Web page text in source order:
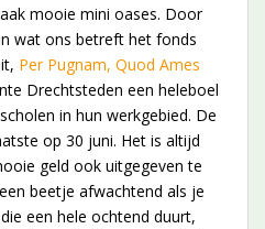
mooie mini oases. Door
wat ons betreft het fonds
Per Pugnam, Quod Ames
Drechtsteden een heleboel
in hun werkgebied. De
op 30 juni. Het is altijd
geld ook uitgegeven te
beetje afwachtend als je
een hele ochtend duurt,